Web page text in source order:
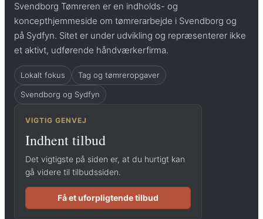
Svendborg Tømreren er en indholds- og
koncepthjemmeside om tømrerarbejde i Svendborg og
på Sydfyn. Sitet er under udvikling og repræsenterer ikke
et aktivt, udførende håndværkerfirma.
Lokalt fokus Tag og tømreropgaver
Svendborg og Sydfyn
VIGTIG GENVEJ
Indhent tilbud
Det vigtigste på siden er, at du hurtigt kan
gå videre til tilbudssiden.
Få et uforpligtende tilbud